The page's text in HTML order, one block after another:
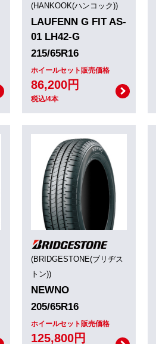
(HANKOOK(ハンコック))
LAUFENN G FIT AS-
01 LH42-G
215/65R16
ホイールセット販売価格
86,200円
税込/4本
(BRIDGESTONE(ブリヂス
トン))
NEWNO
205/65R16
ホイールセット販売価格
125,800円